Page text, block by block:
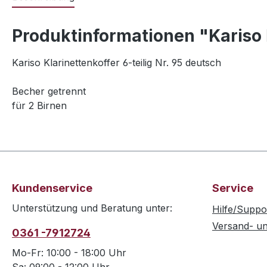
Produktinformationen
Kariso Klarinettenkoffer 6-teilig Nr. 95 deutsch
Becher getrennt
für 2 Birnen
Kundenservice
Unterstützung und Beratung unter:
0361 -7912724
Mo-Fr: 10:00 - 18:00 Uhr
Service
Hilfe/
Versand-